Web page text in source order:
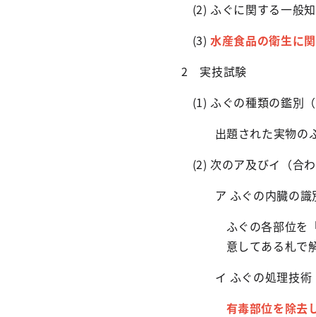
(2) ふぐに関する一般
(3)水産食品の衛生に
2 実技試験
(1) ふぐの種類の鑑別
出題された実物の
(2) 次のア及びイ（合
ア ふぐの内臓の
ふぐの各部位を
意してある札で
イ ふぐの処理技術
有毒部位を除去